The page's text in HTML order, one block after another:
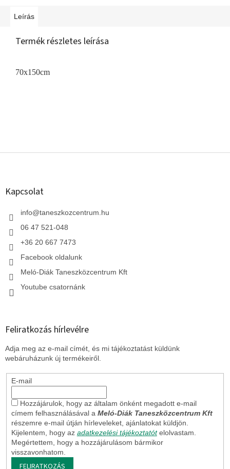
Leírás
Termék részletes leírása
70x150cm
L
Kapcsolat
info@taneszkozcentrum.hu
06 47 521-048
+36 20 667 7473
Facebook oldalunk
Meló-Diák Taneszközcentrum Kft
Youtube csatornánk
Feliratkozás hírlevélre
Adja meg az e-mail címét, és mi tájékoztatást küldünk
webáruházunk új termékeiről.
E-mail
Hozzájárulok, hogy az általam önként megadott e-mail
címem felhasználásával a Meló-Diák Taneszközcentrum Kft
részemre e-mail útján hírleveleket, ajánlatokat küldjön.
Kijelentem, hogy az adatkezelési tájékoztatót elolvastam.
Megértettem, hogy a hozzájárulásom bármikor
visszavonhatom.
FELIRATKOZÁS